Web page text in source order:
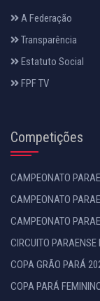
A Federação
Transparência
Estatuto Social
FPF TV
Competições
CAMPEONATO
CAMPEONATO
CAMPEONATO
CIRCUITO
COPA GRÃO PARÁ
COPA PARÁ